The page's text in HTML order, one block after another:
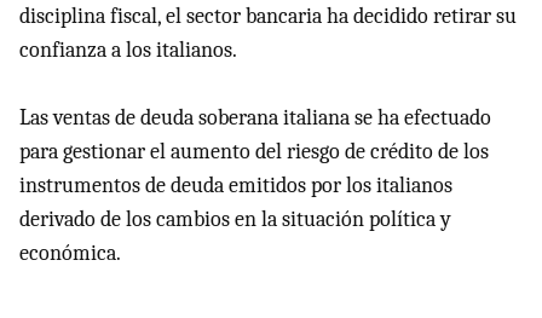
disciplina fiscal, el sector bancaria ha decidido retirar su
confianza a los italianos.
Las ventas de deuda soberana italiana se ha efectuado
para gestionar el aumento del riesgo de crédito de los
instrumentos de deuda emitidos por los italianos
derivado de los cambios en la situación política y
económica.